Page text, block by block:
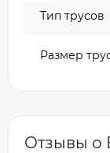
Тип трусов
Размер
Отзывы о